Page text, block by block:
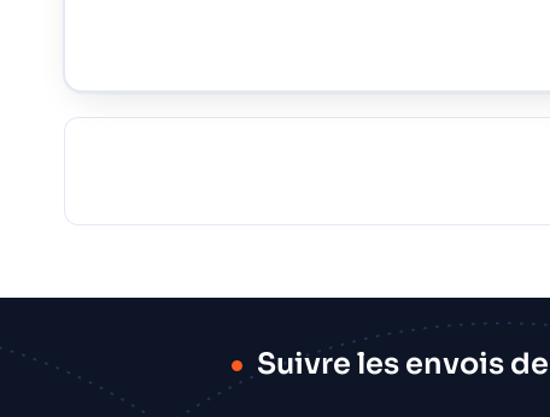
Suivre les envois